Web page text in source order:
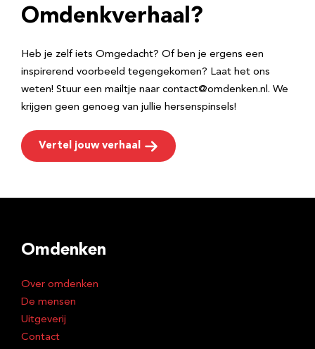
e
Omdenkverhaal?
Heb je zelf iets Omgedacht? Of ben je ergens een
inspirerend voorbeeld tegengekomen? Laat het ons
weten! Stuur een mailtje naar contact@omdenken.nl. We
krijgen geen genoeg van jullie hersenspinsels!
Vertel jouw verhaal
Omdenken
Over omdenken
De mensen
Uitgeverij
Contact